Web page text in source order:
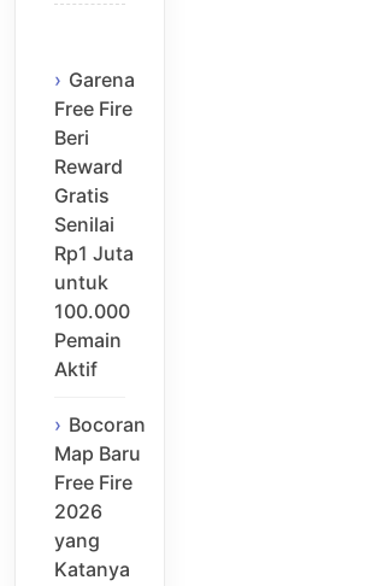
Garena
Free Fire
Beri
Reward
Gratis
Senilai
Rp1 Juta
untuk
100.000
Pemain
Aktif
Bocoran
Map Baru
Free Fire
2026
yang
Katanya